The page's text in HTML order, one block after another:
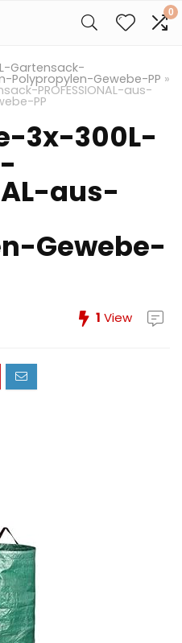
0
Gartensack-
Polypropylen-Gewebe-PP »
PROFESSIONAL-aus-
PP
3x-300L-
aus-
Gewebe-
1 View